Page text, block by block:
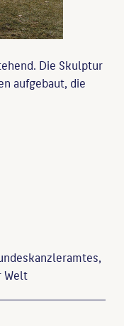
Die Skulptur
aufgebaut, die
Welt